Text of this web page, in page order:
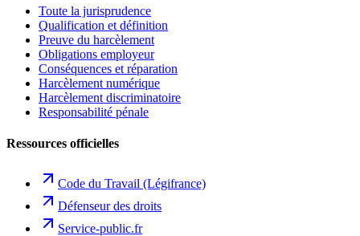
Toute la jurisprudence
Qualification et définition
Preuve du harcèlement
Obligations employeur
Conséquences et réparation
Harcèlement numérique
Harcèlement discriminatoire
Responsabilité pénale
Ressources officielles
Code du Travail (Légifrance)
Défenseur des droits
Service-public.fr